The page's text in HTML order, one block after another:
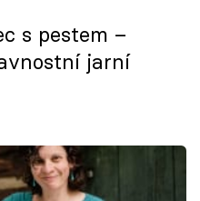
s pestem –
jarní